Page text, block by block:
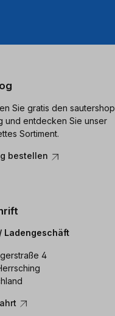
Sie gratis den sautershop
und entdecken Sie unser
Sortiment.
bestellen
Ladengeschäft
4